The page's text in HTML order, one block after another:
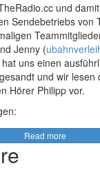
und
Sendebetriebs von
Jenny (
uns einen
und wir lesen
Hörer Philipp vor.
und Chris:
moderne Hausfrau:
Read more